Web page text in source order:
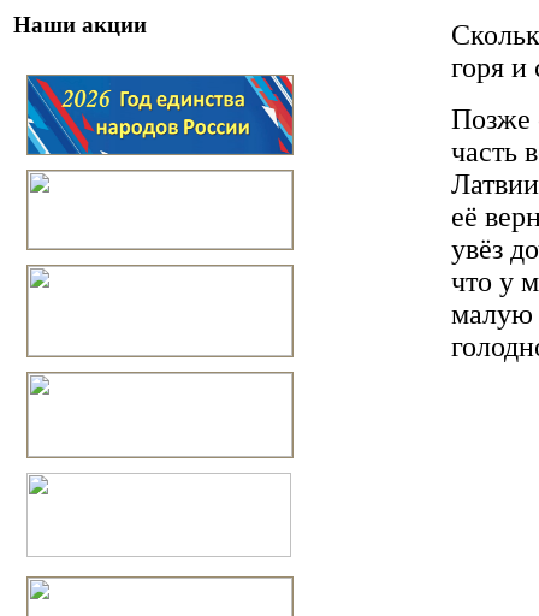
Наши акции
горя
Позже
часть
её
увёз
что у
малую